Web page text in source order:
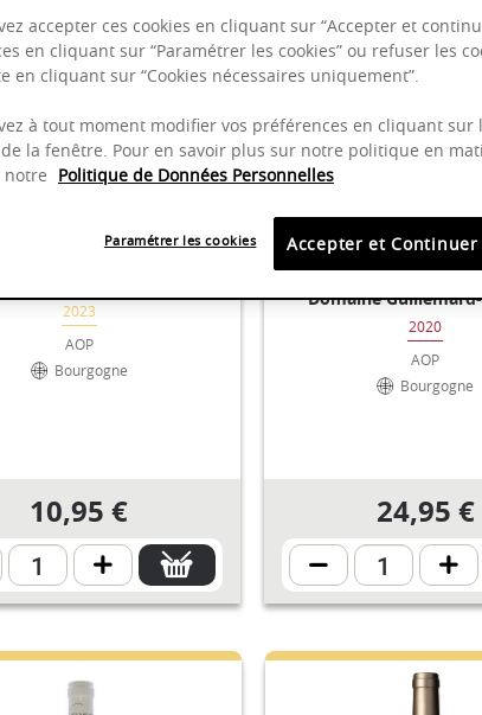
75cl
2023
AOP
Bourgogne
10,95 €
Domaine
2020
AOP
Bourgogne
24,95 €
accepter ces cookies en cliquant sur “Accepter et
en cliquant sur “Paramétrer les cookies” ou refuser les
en cliquant sur “Cookies nécessaires uniquement”.
à tout moment modifier vos préférences en cliquant sur
la fenêtre. Pour en savoir plus sur notre politique en
notre Politique de Données Personnelles
Accepter et Continuer
Paramétrer les cookies